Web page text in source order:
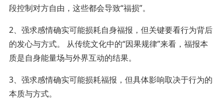
段控制对方自由，这些都会导致“福损”。
2、强求感情确实可能损耗自身福报，但关键要看行为背后
的发心与方式。 从传统文化中的“因果规律”来看，福报本
质是自身能量场与外界互动的结果。
3、强求感情确实可能损耗福报，但具体影响取决于行为的
本质与方式。